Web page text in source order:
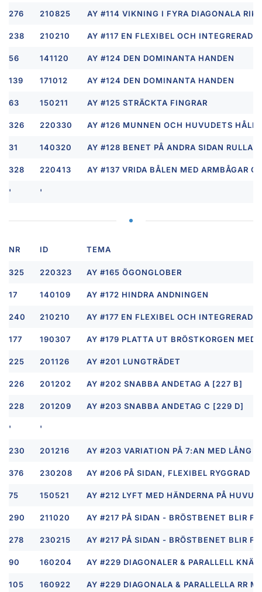
276 210825 AY #114 VIKNING I FYRA DIAGONALA
238 210210 AY #117 EN FLEXIBEL OCH INTEGRERAD
56 141120 AY #124 DEN DOMINANTA HANDEN
139 171012 AY #124 DEN DOMINANTA HANDEN
63 150211 AY #125 STRÄCKTA FINGRAR
326 220330 AY #126 MUNNEN OCH HUVUDETS
31 140320 AY #128 BENET PÅ ANDRA SIDAN RULLA
328 220413 AY #137 VRIDA BÅLEN MED ARMBÅGAR
' '
NR ID TEMA
325 220323 AY #165 ÖGONGLOBER
17 140109 AY #172 HINDRA ANDNINGEN
240 210210 AY #177 EN FLEXIBEL OCH INTEGRERAD
177 190307 AY #179 PLATTA UT BRÖSTKORGEN MED
225 201126 AY #201 LUNGTRÄDET
226 201202 AY #202 SNABBA ANDETAG A [227 B]
228 201209 AY #203 SNABBA ANDETAG C [229 D]
' '
230 201216 AY #203 VARIATION PÅ 7:AN MED LÅNG
376 230208 AY #206 PÅ SIDAN, FLEXIBEL RYGGRAD
75 150521 AY #212 LYFT MED HÄNDERNA PÅ
290 211020 AY #217 PÅ SIDAN - BRÖSTBENET BLIR
278 230215 AY #217 PÅ SIDAN - BRÖSTBENET BLIR
90 160204 AY #229 DIAGONALER & PARALLELL KNÄ
105 160922 AY #229 DIAGONALA & PARALLELLA RR